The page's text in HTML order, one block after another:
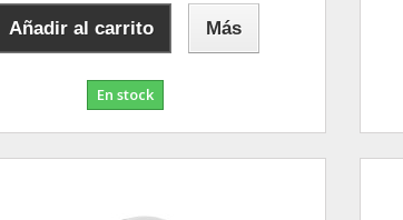
Añadir al carrito Más
En stock